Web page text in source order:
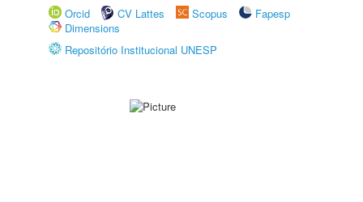
Orcid
CV Lattes Scopus
Fapesp
Dimensions
Repositório Institucional UNESP